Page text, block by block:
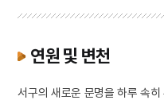
8
물레방아
9
서울은로초등학교
연원 및 변천
서구의 새로운 문명을 하루 속